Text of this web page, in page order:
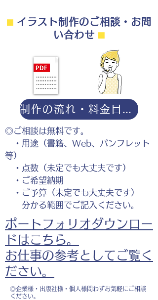
⬛︎イラスト制作のご相談・お問
い合わせ ⬛︎
◎ご相談は無料です。
・用途（書籍、Web、パンフレット
等）
・点数（未定でも大丈夫です）
・ご希望納期
・ご予算（未定でも大丈夫です）
分かる範囲でご記入ください。
ポートフォリオダウンロー
ドはこちら。
お仕事の参考としてご覧く
ださい。
◎企業様・出版社様・個人様問わずお気軽にご相談
ください。